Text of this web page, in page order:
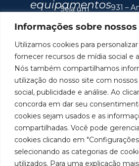
Informações sobre
Utilizamos cookies para
fornecer recursos de mídia social e
Nós também compartilhamos
utilização do nosso site com
social, publicidade e análise. Ao
concorda em dar seu
cookies sejam usados e as
compartilhadas. Você pode
cookies clicando em
selecionando as categorias de
utilizados. Para uma explicação
equipamentos
lubrificação
e
abastecimento
da
América
do
Sul.
Seja um
Trabalhe
Conosco
931 –
Bairro:
São
do
SP
CEP:
001
Imagens meramente ilustrativas.